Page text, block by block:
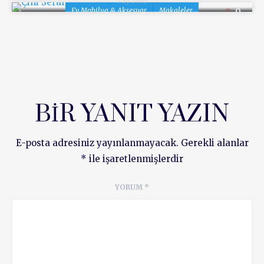
Ev Mobilya & Aksesuar Makaleler 0
BIR YANIT YAZIN
E-posta adresiniz yayınlanmayacak. Gerekli alanlar
* ile işaretlenmişlerdir
YORUM *